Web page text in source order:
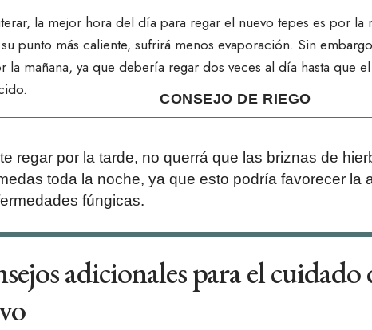
la mejor hora del día para regar el nuevo tepes es por la
punto más caliente, sufrirá menos evaporación. Sin
la mañana, ya que debería regar dos veces al día hasta que
CONSEJO DE RIEGO
regar por la tarde, no querrá que las briznas de
toda la noche, ya que esto podría favorecer la
fúngicas.
adicionales para el cuidado